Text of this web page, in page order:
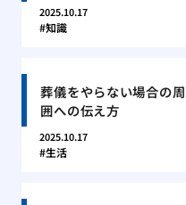
2025.10.17
知識
葬儀をやらない場合の周
囲への伝え方
2025.10.17
生活